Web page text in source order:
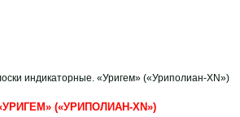
индикаторные. «Уригем» («Уриполиан-XN»)
(«УРИПОЛИАН-XN»)